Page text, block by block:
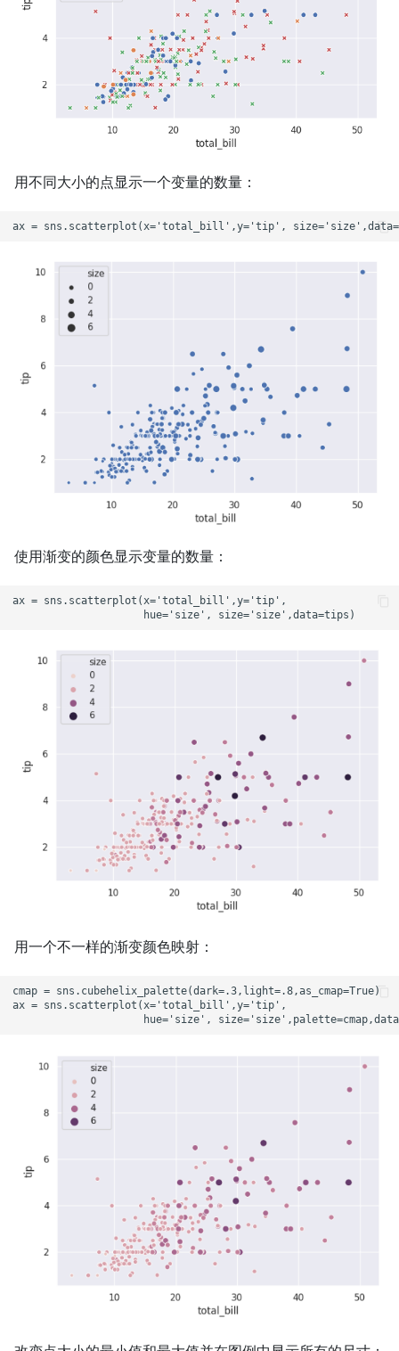
用不同大小的点显示一个变量的数量：
使用渐变的颜色显示变量的数量：
ax = sns.scatterplot(x='total_bill',y='tip',
用一个不一样的渐变颜色映射：
cmap = sns.cubehelix_palette(dark=.3,light=.8,as_cmap=True)
ax = sns.scatterplot(x='total_bill',y='tip',